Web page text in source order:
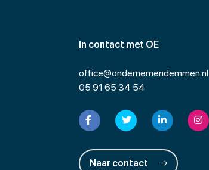
In contact met OE
office@ondernemendemmen.nl
05 91 65 34 54
Naar contact